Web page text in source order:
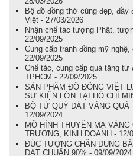
Bộ đồ đồng thờ cúng đẹp,
Việt - 27/03/2026
Nhận chế tác tượng Phật,
22/09/2025
Cung cấp tranh đồng mỹ
22/09/2025
Chế tác, cung cấp quà tặng từ
TPHCM - 22/09/2025
SẢN PHẨM ĐỒ ĐỒNG VIỆT
SỰ KIỆN LỚN TẠI HỒ CHÍ
BỘ TỨ QUÝ DÁT VÀNG
12/09/2024
MÔ HÌNH THUYỀN MẠ
TRƯƠNG, KINH DOANH - 12/
ĐÚC TƯỢNG CHÂN DUNG
ĐẠT CHUẨN 90% - 09/09/2024